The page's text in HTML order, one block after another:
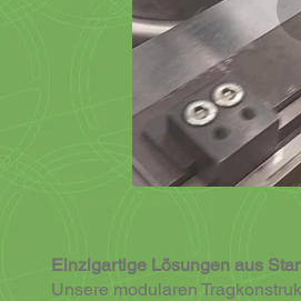
Einzigartige Lösungen aus
Unsere modularen